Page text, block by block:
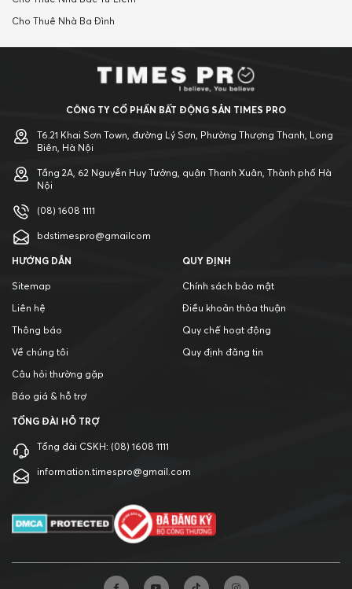
Cho Thuê Nhà Ba Đình
CÔNG TY CỔ PHẦN BẤT ĐỘNG SẢN TIMES PRO
T6.21 Khai Sơn Town, đường Lý Sơn, Phường Thượng Thanh, Long
Biên, Hà Nội
Tầng 2A, 62 Nguyễn Huy Tưởng, quận Thanh Xuân, Thành phố Hà
Nội
(08) 1608 1111
bdstimespro@gmailcom
HƯỚNG DẪN
Sitemap
Liên hệ
Thông báo
Về chúng tôi
Câu hỏi thường gặp
Báo giá & hỗ trợ
QUY ĐỊNH
Chính sách bảo mật
Điều khoản thỏa thuận
Quy chế hoạt động
Quy định đăng tin
TỔNG ĐÀI HỖ TRỢ
Tổng đài CSKH: (08) 1608 1111
information.timespro@gmail.com